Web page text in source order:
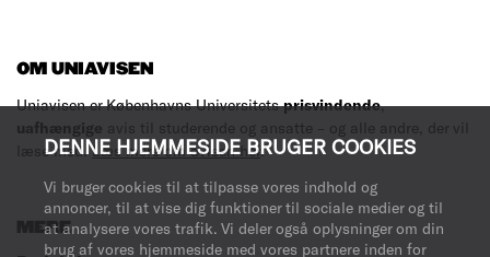
DENNE HJEMMESIDE BRUGER COOKIES
Vi bruger cookies til at tilpasse vores indhold og
annoncer, til at vise dig funktioner til sociale medier og til
at analysere vores trafik. Vi deler også oplysninger om din
brug af vores hjemmeside med vores partnere inden for
OM UNIAVISEN
Uniavisen er Københavns Universitetsprisvindende,
uafhængige avis til studerende og ansatte – og alle andre, der vil
læse med.Læs mere om avisen her.
MERE